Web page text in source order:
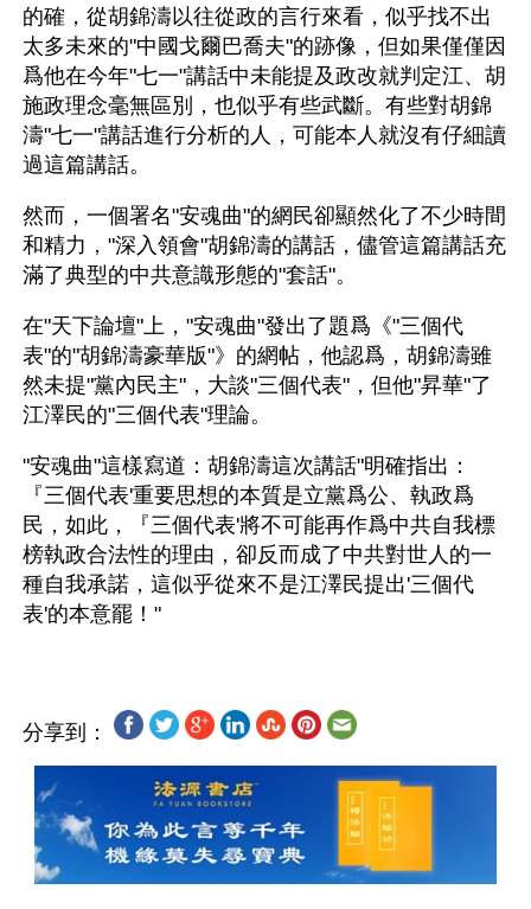
的確，從胡錦濤以往從政的言行來看，似乎找不出
太多未來的"中國戈爾巴喬夫"的跡像，但如果僅僅因
爲他在今年"七一"講話中未能提及政改就判定江、胡
施政理念毫無區別，也似乎有些武斷。有些對胡錦
濤"七一"講話進行分析的人，可能本人就沒有仔細讀
過這篇講話。
然而，一個署名"安魂曲"的網民卻顯然化了不少時間
和精力，"深入領會"胡錦濤的講話，儘管這篇講話充
滿了典型的中共意識形態的"套話"。
在"天下論壇"上，"安魂曲"發出了題爲《"三個代
表"的"胡錦濤豪華版"》的網帖，他認爲，胡錦濤雖
然未提"黨內民主"，大談"三個代表"，但他"昇華"了
江澤民的"三個代表"理論。
"安魂曲"這樣寫道：胡錦濤這次講話"明確指出：
『三個代表'重要思想的本質是立黨爲公、執政爲
民，如此，『三個代表'將不可能再作爲中共自我標
榜執政合法性的理由，卻反而成了中共對世人的一
種自我承諾，這似乎從來不是江澤民提出'三個代
分享到：